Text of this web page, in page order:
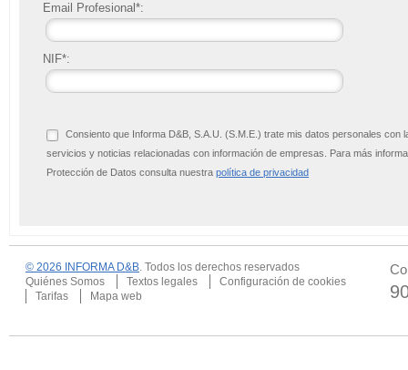
Email Profesional*:
NIF*:
Consiento que Informa D&B, S.A.U. (S.M.E.) trate mis datos personales
servicios y noticias relacionadas con información de empresas. Para más
Protección de Datos consulta nuestra política de privacidad
© 2026 INFORMA D&B. Todos los derechos reservados
Quiénes Somos
Textos legales
Configuración de cookies
Tarifas
Mapa web